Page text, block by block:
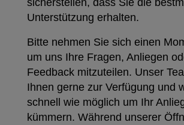
Unterstützung erhalten.
Bitte nehmen Sie sich einen
um uns Ihre Fragen, Anliegen
Feedback mitzuteilen. Unser
Ihnen gerne zur Verfügung und
schnell wie möglich um Ihr
kümmern. Während unserer